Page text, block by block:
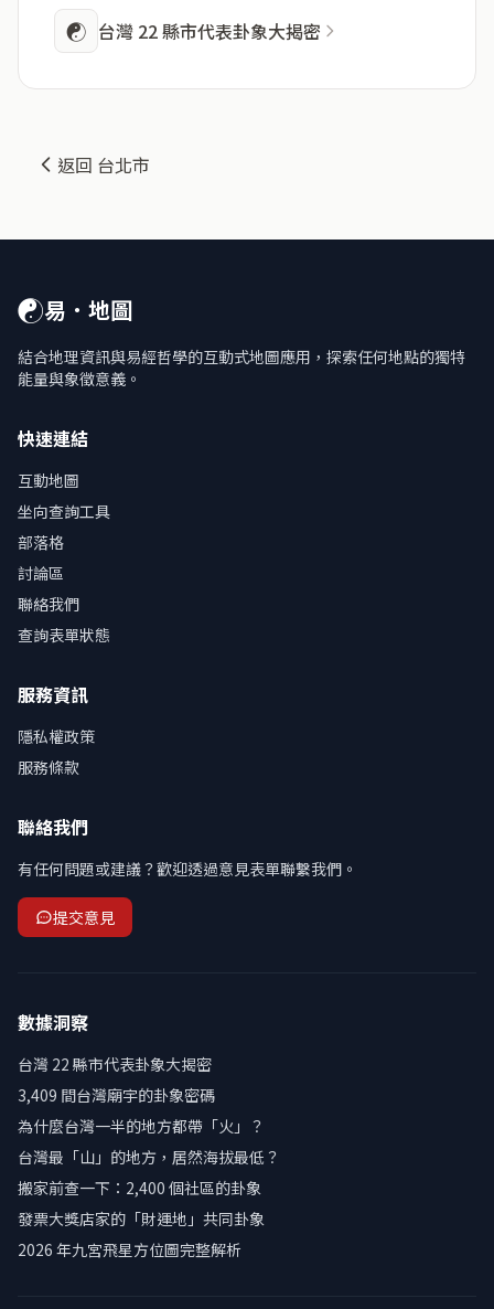
☯ 台灣 22 縣市代表卦象大揭密
返回 台北市
☯易．地圖
結合地理資訊與易經哲學的互動式地圖應用，探索任何地點的獨特
能量與象徵意義。
快速連結
互動地圖
坐向查詢工具
部落格
討論區
聯絡我們
查詢表單狀態
服務資訊
隱私權政策
服務條款
聯絡我們
有任何問題或建議？歡迎透過意見表單聯繫我們。
提交意見
數據洞察
台灣 22 縣市代表卦象大揭密
3,409 間台灣廟宇的卦象密碼
為什麼台灣一半的地方都帶「火」？
台灣最「山」的地方，居然海拔最低？
搬家前查一下：2,400 個社區的卦象
發票大獎店家的「財運地」共同卦象
2026 年九宮飛星方位圖完整解析